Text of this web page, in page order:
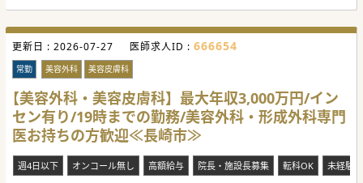
快適な環境が整備されています。
■最寄り駅から徒歩5分以内の好立地で、車通勤にも便利な
アクセスが確保されています。
■電子カルテを導入しているため、効率的な医療情報の管理
と共有を実現する体制が整っています。
【やりがい】
■年間1,200件の手外科手術をはじめ、多様な整形外科症例
を経験できる環境があります。
■人工関節手術や脊椎手術など、高度な技術を要する手術の
麻酔にも携わることができます。
■土曜、日曜、祝日を休みにすることもできるため、ワーク
#秋入職可
更新日 : 2026-07-27 医師求人ID : 666654
常勤 美容外科 美容皮膚科
【美容外科・美容皮膚科】最大年収3,000万円/イン
セン有り/19時までの勤務/美容外科・形成外科専門
医お持ちの方歓迎≪長崎市≫
週4日以下 オンコール無し 高額給与 院長・施設長募集 転科OK 未経験